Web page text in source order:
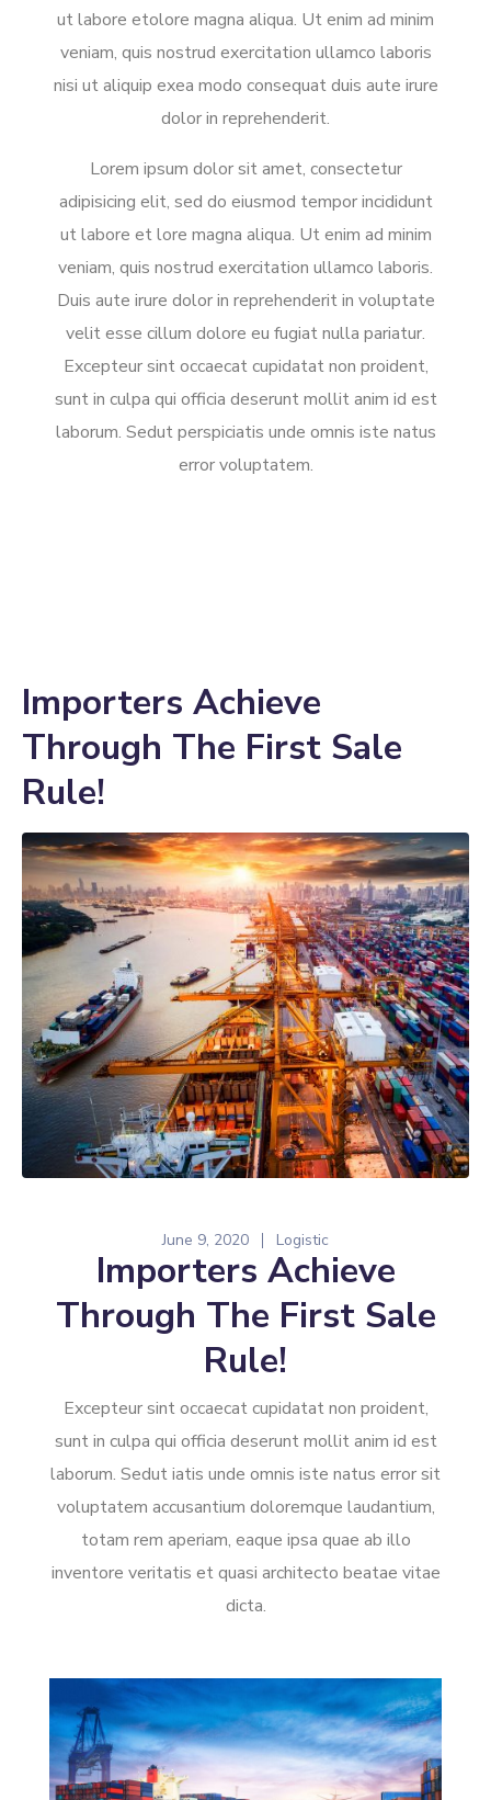
ut labore etolore magna aliqua. Ut enim ad minim
veniam, quis nostrud exercitation ullamco laboris
nisi ut aliquip exea modo consequat duis aute irure
dolor in reprehenderit.
Lorem ipsum dolor sit amet, consectetur
adipisicing elit, sed do eiusmod tempor incididunt
ut labore et lore magna aliqua. Ut enim ad minim
veniam, quis nostrud exercitation ullamco laboris.
Duis aute irure dolor in reprehenderit in voluptate
velit esse cillum dolore eu fugiat nulla pariatur.
Excepteur sint occaecat cupidatat non proident,
sunt in culpa qui officia deserunt mollit anim id est
laborum. Sedut perspiciatis unde omnis iste natus
error voluptatem.
Importers Achieve
Through The First Sale
Rule!
June 9, 2020 Logistic
Importers Achieve
Through The First Sale
Rule!
Excepteur sint occaecat cupidatat non proident,
sunt in culpa qui officia deserunt mollit anim id est
laborum. Sedut iatis unde omnis iste natus error sit
voluptatem accusantium doloremque laudantium,
totam rem aperiam, eaque ipsa quae ab illo
inventore veritatis et quasi architecto beatae vitae
dicta.